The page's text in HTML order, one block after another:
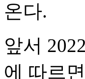
온다.
앞서
에 따르